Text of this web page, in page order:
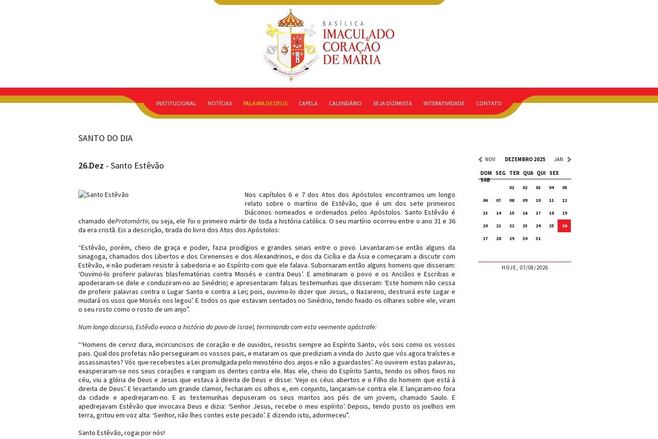
INSTITUCIONAL NOTÍCIAS PALAVRA DE DEUS CAPELA CALENDÁRIO SEJA DIZIMISTA INTERATIVIDADE CONTATO
SANTO DO DIA
NOV DEZEMBRO 2025
JAN
DOM
SEG TER QUA QUI
SEX
SAB
01 02 03 04
05
06
07 08 09 10 11
12
13
14 15 16 17 18
19
20
21 22 23 24 25
26
27
28 29 30 31
HOJE, 07/08/2026
26.Dez - Santo Estêvão
Nos capítulos 6 e 7 dos Atos dos Apóstolos encontramos um longo
relato sobre o martírio de Estêvão, que é um dos sete primeiros
Diáconos nomeados e ordenados pelos Apóstolos. Santo Estêvão é
chamado deProtomártir, ou seja, ele foi o primeiro mártir de toda a história católica. O seu martírio ocorreu entre o ano 31 e 36
da era cristã. Eis a descrição, tirada do livro dos Atos dos Apóstolos:
“Estêvão, porém, cheio de graça e poder, fazia prodígios e grandes sinais entre o povo. Levantaram-se então alguns da
sinagoga, chamados dos Libertos e dos Cirenenses e dos Alexandrinos, e dos da Cicília e da Ásia e começaram a discutir com
Estêvão, e não puderam resistir à sabedoria e ao Espírito com que ele falava. Subornaram então alguns homens que disseram:
‘Ouvimo-lo proferir palavras blasfematórias contra Moisés e contra Deus’. E amotinaram o povo e os Anciãos e Escribas e
apoderaram-se dele e conduziram-no ao Sinédrio; e apresentaram falsas testemunhas que disseram: ‘Este homem não cessa
de proferir palavras contra o Lugar Santo e contra a Lei; pois, ouvimo-lo dizer que Jesus, o Nazareno, destruirá este Lugar e
mudará os usos que Moisés nos legou’. E todos os que estavam sentados no Sinédrio, tendo fixado os olhares sobre ele, viram
o seu rosto como o rosto de um anjo”.
Num longo discurso, Estêvão evoca a história do povo de Israel, terminando com esta veemente apóstrofe:
“‘Homens de cerviz dura, incircuncisos de coração e de ouvidos, resistis sempre ao Espírito Santo, vós sois como os vossos
pais. Qual dos profetas não perseguiram os vossos pais, e mataram os que prediziam a vinda do Justo que vós agora traístes e
assassinastes? Vós que recebestes a Lei promulgada pelo ministério dos anjos e não a guardastes’. Ao ouvirem estas palavras,
exasperaram-se nos seus corações e rangiam os dentes contra ele. Mas ele, cheio do Espírito Santo, tendo os olhos fixos no
céu, viu a glória de Deus e Jesus que estava à direita de Deus e disse: ‘Vejo os céus abertos e o Filho do homem que está à
direita de Deus’. E levantando um grande clamor, fecharam os olhos e, em conjunto, lançaram-se contra ele. E lançaram-no fora
da cidade e apedrejaram-no. E as testemunhas depuseram os seus mantos aos pés de um jovem, chamado Saulo. E
apedrejavam Estêvão que invocava Deus e dizia: ‘Senhor Jesus, recebe o meu espírito’. Depois, tendo posto os joelhos em
terra, gritou em voz alta: ‘Senhor, não lhes contes este pecado’. E dizendo isto, adormeceu”.
Santo Estêvão, rogai por nós!